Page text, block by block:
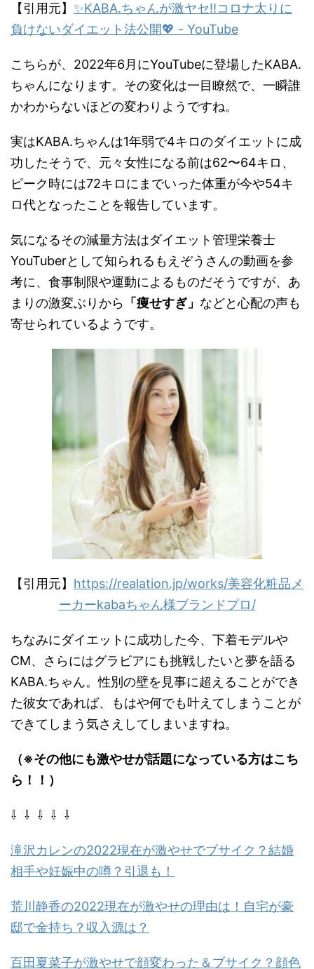
【引用元】 ✨KABA.ちゃんが激ヤセ‼コロナ太りに
負けないダイエット法公開💖 - YouTube
こちらが、 2022年6 月にYouTubeに登場したKABA.
ちゃんになります。その変化は一目瞭然で、一瞬誰
かわからないほどの変わりようですね。
実はKABA.ちゃんは1年弱で4キロのダイエットに成
功したそうで、元々女性になる前は62〜64キロ、
ピーク時には72キロにまでいった体重が今や54キ
ロ代となったことを報告しています。
気になるその減量方法はダイエット管理栄養士
YouTuberとして知られるもえぞうさんの動画を参
考に、食事制限や運動によるものだそうですが、あ
まりの激変ぶりから 「痩せすぎ」 などと心配の声も
寄せられているようです。
【引用元】 https://realation.jp/works/美容化粧品メ
ーカーkabaちゃん様ブランドプロ/
ちなみにダイエットに成功した今、下着モデルや
CM、さらにはグラビアにも挑戦したいと夢を語る
KABA.ちゃん。性別の壁を見事に超えることができ
た彼女であれば、もはや何でも叶えてしまうことが
できてしまう気さえしてしまいますね。
（※その他にも激やせが話題になっている方はこち
ら！！）
⇩ ⇩ ⇩ ⇩ ⇩
滝沢カレンの2022現在が激やせでブサイク？結婚
相手や妊娠中の噂？引退も！
荒川静香の2022現在が激やせの理由は！自宅が豪
邸で金持ち？収入源は？
百田夏菜子が激やせで顔変わった＆ブサイク？顔色